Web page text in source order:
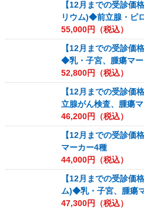
【12月までの受診価
リウム)◆前立腺・ピ
55,000円（税込）
【12月までの受診価
◆乳・子宮、腫瘍マ
52,800円（税込）
【12月までの受診価
立腺がん検査、腫瘍
46,200円（税込）
【12月までの受診価
マーカー4種
44,000円（税込）
【12月までの受診価
ム)◆乳・子宮、腫瘍
47,300円（税込）